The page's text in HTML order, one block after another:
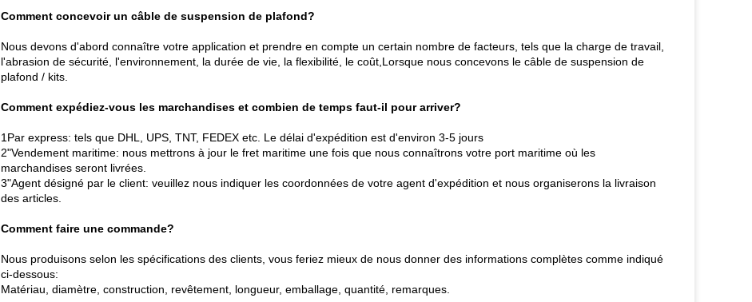
Comment concevoir un câble de suspension de plafond?
Nous devons d'abord connaître votre application et prendre en compte un certain nombre de facteurs, tels que la charge de travail,
l'abrasion de sécurité, l'environnement, la durée de vie, la flexibilité, le coût,Lorsque nous concevons le câble de suspension de
plafond / kits.
Comment expédiez-vous les marchandises et combien de temps faut-il pour arriver?
1Par express: tels que DHL, UPS, TNT, FEDEX etc. Le délai d'expédition est d'environ 3-5 jours
2"Vendement maritime: nous mettrons à jour le fret maritime une fois que nous connaîtrons votre port maritime où les
marchandises seront livrées.
3"Agent désigné par le client: veuillez nous indiquer les coordonnées de votre agent d'expédition et nous organiserons la livraison
des articles.
Comment faire une commande?
Nous produisons selon les spécifications des clients, vous feriez mieux de nous donner des informations complètes comme indiqué
ci-dessous:
Matériau, diamètre, construction, revêtement, longueur, emballage, quantité, remarques.